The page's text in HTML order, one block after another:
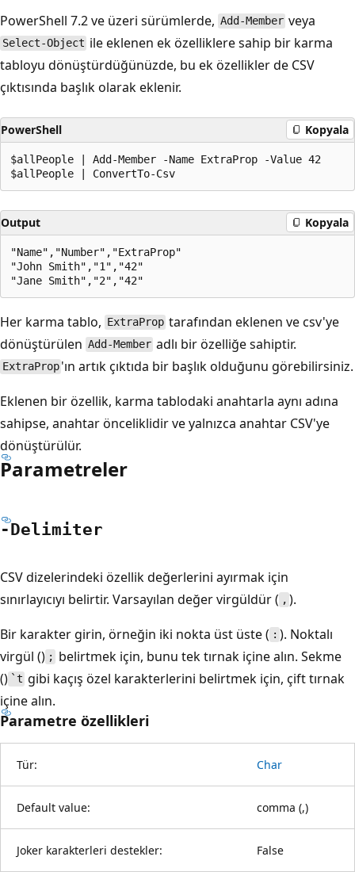
PowerShell 7.2 ve üzeri sürümlerde, Add-Member veya
Select-Object ile eklenen ek özelliklere sahip bir karma
tabloyu dönüştürdüğünüzde, bu ek özellikler de CSV
çıktısında başlık olarak eklenir.
PowerShell Kopyala
$allPeople | Add-Member -Name ExtraProp -Value 42
Output Kopyala
"Name","Number","ExtraProp"
"John Smith","1","42"
Her karma tablo, ExtraProp tarafından eklenen ve csv'ye
dönüştürülen Add-Member adlı bir özelliğe sahiptir.
ExtraProp 'ın artık çıktıda bir başlık olduğunu görebilirsiniz.
Eklenen bir özellik, karma tablodaki anahtarla aynı adına
sahipse, anahtar önceliklidir ve yalnızca anahtar CSV'ye
dönüştürülür.
Parametreler
-Delimiter
CSV dizelerindeki özellik değerlerini ayırmak için
sınırlayıcıyı belirtir. Varsayılan değer virgüldür ( , ).
Bir karakter girin, örneğin iki nokta üst üste ( : ). Noktalı
virgül () ; belirtmek için, bunu tek tırnak içine alın. Sekme
() `t gibi kaçış özel karakterlerini belirtmek için, çift tırnak
içine alın.
Parametre özellikleri
Tür: Char
Default value: comma (,)
Joker karakterleri destekler: False